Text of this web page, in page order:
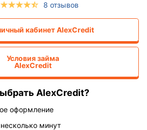
8 отзывов
кабинетAlexCredit
Условия займа
AlexCredit
AlexCredit?
оформление
минут